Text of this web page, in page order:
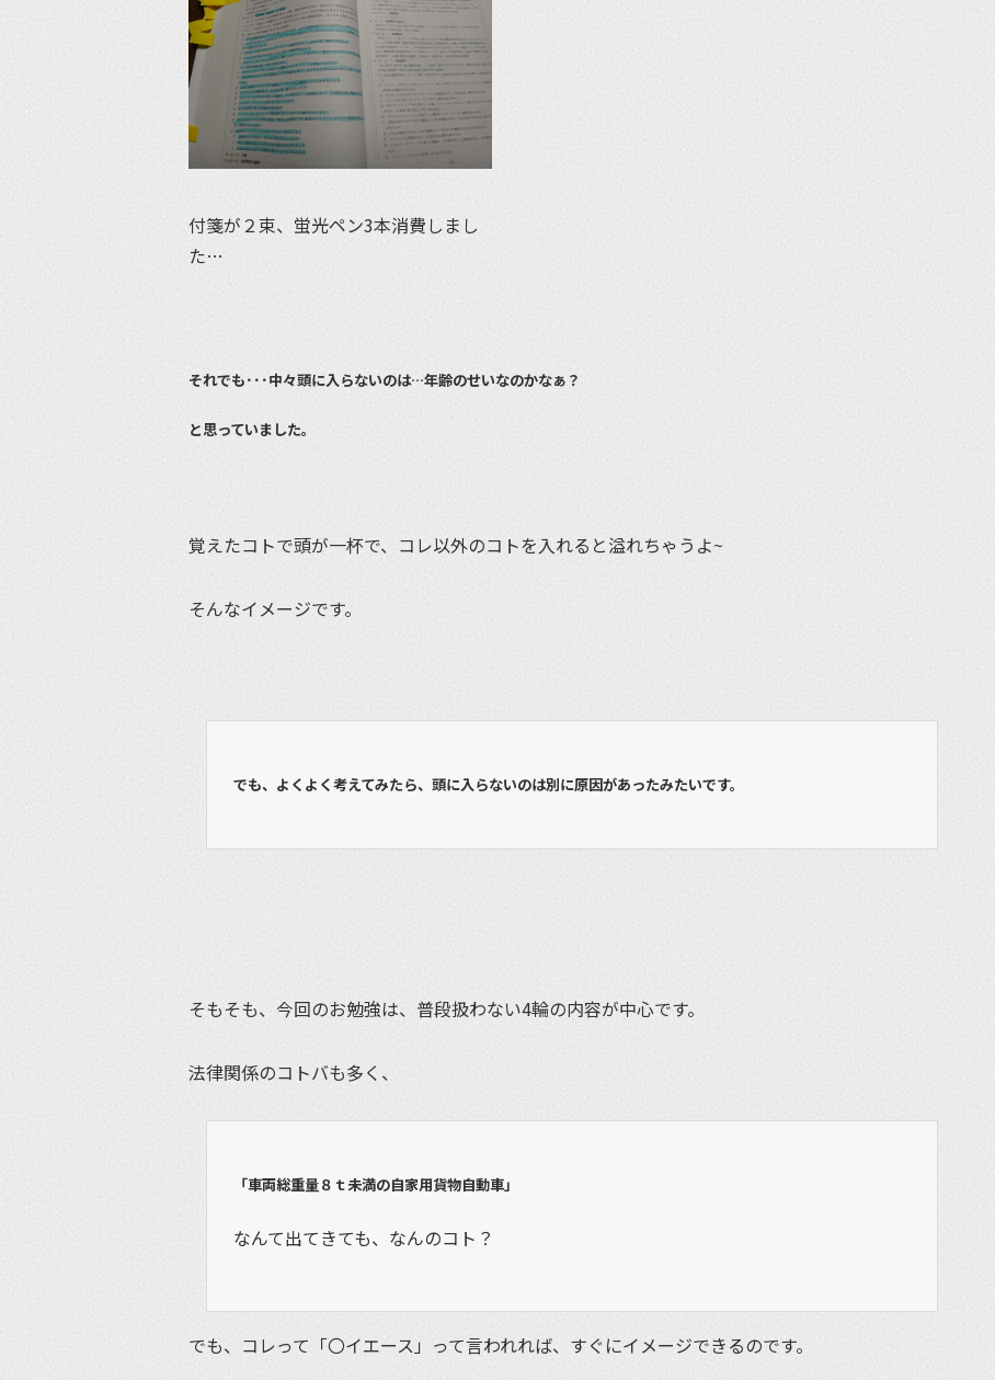
付箋が２束、蛍光ペン3本消費しまし
た…
それでも･･･中々頭に入らないのは…年齢のせいなのかなぁ？
と思っていました。
覚えたコトで頭が一杯で、コレ以外のコトを入れると溢れちゃうよ~
そんなイメージです。
でも、よくよく考えてみたら、頭に入らないのは別に原因があったみたいです。
そもそも、今回のお勉強は、普段扱わない4輪の内容が中心です。
法律関係のコトバも多く、
「車両総重量８ｔ未満の自家用貨物自動車」
なんて出てきても、なんのコト？
でも、コレって「〇イエース」って言われれば、すぐにイメージできるのです。